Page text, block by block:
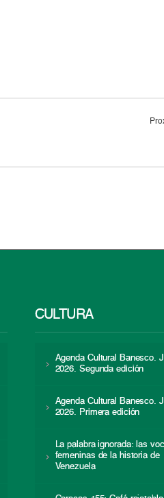
CULTURA
Agenda Cultural Banesco.
2026. Segunda edición
Agenda Cultural Banesco.
2026. Primera edición
La palabra ignorada: las
femeninas de la historia de
Venezuela